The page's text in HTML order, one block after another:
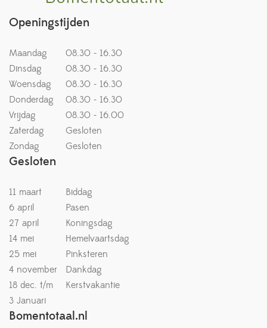
Openingstijden
Maandag
08.30 - 16.30
Dinsdag
08.30 - 16.30
Woensdag
08.30 - 16.30
Donderdag
08.30 - 16.30
Vrijdag
08.30 - 16.00
Zaterdag
Gesloten
Zondag
Gesloten
Gesloten
11 maart
Biddag
6 april
Pasen
27 april
Koningsdag
14 mei
Hemelvaartsdag
25 mei
Pinksteren
4 november
Dankdag
18 dec. t/m
Kerstvakantie
3 Januari
Bomentotaal.nl